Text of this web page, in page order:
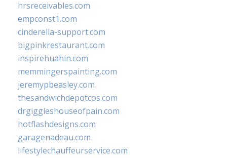
hrsreceivables.com
empconst1.com
cinderella-support.com
bigpinkrestaurant.com
inspirehuahin.com
memmingerspainting.com
jeremypbeasley.com
thesandwichdepotcos.com
drgiggleshouseofpain.com
hotflashdesigns.com
garagenadeau.com
lifestylechauffeurservice.com